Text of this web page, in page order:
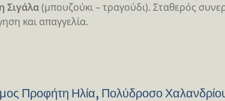
Σιγάλα(μπουζούκι – τραγούδι). Σταθερός
και απαγγελία.
Προφήτη Ηλία, Πολύδροσο